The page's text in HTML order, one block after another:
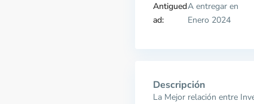
Antigued
ad:
A entregar en
Enero 2024
Descripción
La Mejor relación entre